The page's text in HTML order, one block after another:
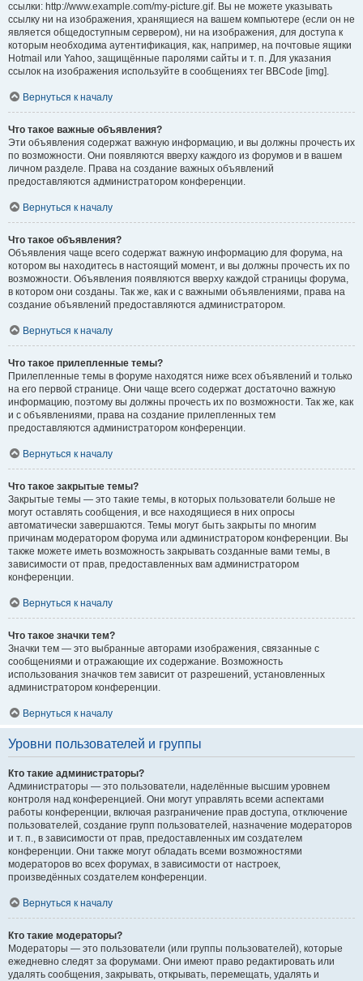
ссылки: http://www.example.com/my-picture.gif. Вы не можете указывать
ссылку ни на изображения, хранящиеся на вашем компьютере (если он не
является общедоступным сервером), ни на изображения, для доступа к
которым необходима аутентификация, как, например, на почтовые ящики
Hotmail или Yahoo, защищённые паролями сайты и т. п. Для указания
ссылок на изображения используйте в сообщениях тег BBCode [img].
Вернуться к началу
Что такое важные объявления?
Эти объявления содержат важную информацию, и вы должны прочесть их
по возможности. Они появляются вверху каждого из форумов и в вашем
личном разделе. Права на создание важных объявлений
предоставляются администратором конференции.
Вернуться к началу
Что такое объявления?
Объявления чаще всего содержат важную информацию для форума, на
котором вы находитесь в настоящий момент, и вы должны прочесть их по
возможности. Объявления появляются вверху каждой страницы форума,
в котором они созданы. Так же, как и с важными объявлениями, права на
создание объявлений предоставляются администратором.
Вернуться к началу
Что такое прилепленные темы?
Прилепленные темы в форуме находятся ниже всех объявлений и только
на его первой странице. Они чаще всего содержат достаточно важную
информацию, поэтому вы должны прочесть их по возможности. Так же, как
и с объявлениями, права на создание прилепленных тем
предоставляются администратором конференции.
Вернуться к началу
Что такое закрытые темы?
Закрытые темы — это такие темы, в которых пользователи больше не
могут оставлять сообщения, и все находящиеся в них опросы
автоматически завершаются. Темы могут быть закрыты по многим
причинам модератором форума или администратором конференции. Вы
также можете иметь возможность закрывать созданные вами темы, в
зависимости от прав, предоставленных вам администратором
конференции.
Вернуться к началу
Что такое значки тем?
Значки тем — это выбранные авторами изображения, связанные с
сообщениями и отражающие их содержание. Возможность
использования значков тем зависит от разрешений, установленных
администратором конференции.
Вернуться к началу
Уровни пользователей и группы
Кто такие администраторы?
Администраторы — это пользователи, наделённые высшим уровнем
контроля над конференцией. Они могут управлять всеми аспектами
работы конференции, включая разграничение прав доступа, отключение
пользователей, создание групп пользователей, назначение модераторов
и т. п., в зависимости от прав, предоставленных им создателем
конференции. Они также могут обладать всеми возможностями
модераторов во всех форумах, в зависимости от настроек,
произведённых создателем конференции.
Вернуться к началу
Кто такие модераторы?
Модераторы — это пользователи (или группы пользователей), которые
ежедневно следят за форумами. Они имеют право редактировать или
удалять сообщения, закрывать, открывать, перемещать, удалять и